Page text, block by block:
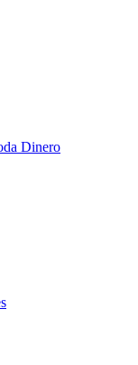
Dinero